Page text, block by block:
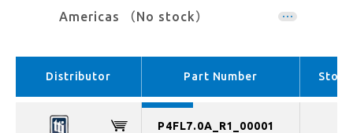
Americas （No stock）
APAC （No stock）
Distributor Part Number Stock
P4FL7.0A_R1_00001